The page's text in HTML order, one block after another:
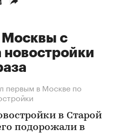
Москвы с
новостройки
первым в Москве по
в Старой
подорожали в